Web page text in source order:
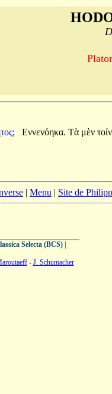
Εννενόηκα. Τὰ μὲν
| Menu | Site de
Selecta (BCS)|
- J. Schumacher